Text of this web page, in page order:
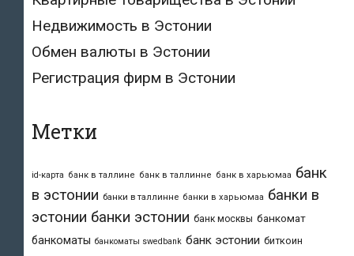
Недвижимость в Эстонии
Обмен валюты в Эстонии
Регистрация фирм в Эстонии
Метки
id-карта банк в таллине банк в таллинне банк в харьюмаа банк
в эстонии банки в таллинне банки в харьюмаа банки в
эстонии банки эстонии банк москвы банкомат
банкоматы банкоматы swedbank банк эстонии биткоин